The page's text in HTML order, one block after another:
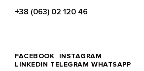
+38 (063) 02 120 46
FACEBOOK
INSTAGRAM
LINKEDIN TELEGRAM WHATSAPP